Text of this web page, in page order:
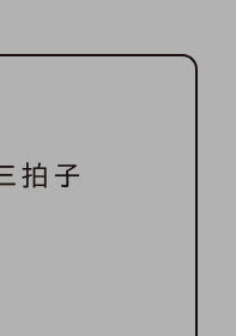
拍子